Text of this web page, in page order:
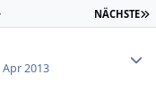
NÄCHSTE
Apr 2013